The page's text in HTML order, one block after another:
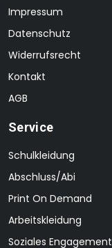
Impressum
Datenschutz
Widerrufsrecht
Kontakt
AGB
Service
Schulkleidung
Abschluss/Abi
Print On Demand
Arbeitskleidung
Soziales Engagement